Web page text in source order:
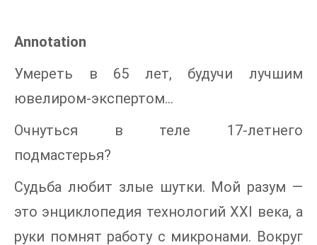
Annotation
Умереть в 65 лет, будучи лучшим
ювелиром-экспертом...
Очнуться в теле 17-летнего
подмастерья?
Судьба любит злые шутки. Мой разум —
это энциклопедия технологий XXI века, а
руки помнят работу с микронами. Вокруг